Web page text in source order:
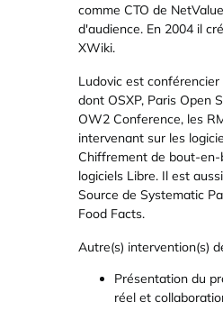
comme CTO de
d'audience. En 2004 il
XWiki.
Ludovic est
dont OSXP, Paris Open
OW2 Conference, les
intervenant sur les
Chiffrement de bout-
logiciels Libre. Il est
Source de Systematic
Food Facts.
Autre(s) intervention(s)
Présentation du
réel et